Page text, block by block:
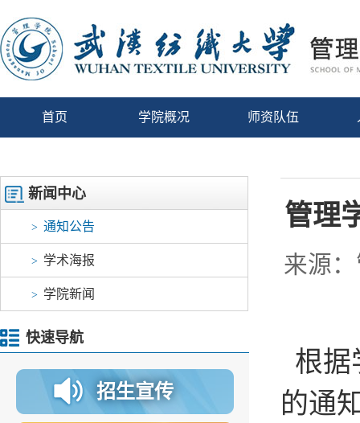
首页 学院概况 师资队伍
新闻中心
> 通知公告
> 学术海报
> 学院新闻
快速导航
招生宣传
管理
来源
根据
的通